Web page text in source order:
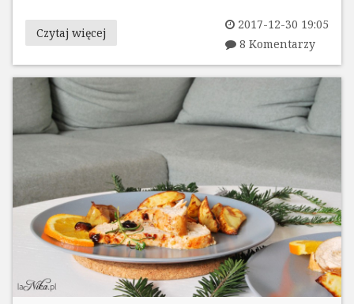
2017-12-30 19:05
8 Komentarzy
Czytaj więcej